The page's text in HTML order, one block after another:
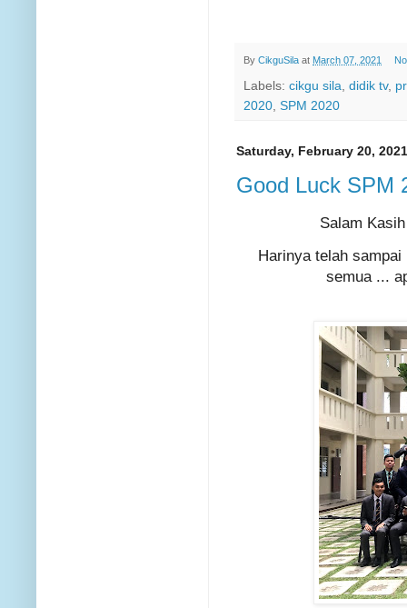
By CikguSila at March 07, 2021
Labels: cikgu sila didik tv,
2020 SPM 2020
Saturday, February 20, 2021
Good Luck SPM
Salam
Harinya telah
semua ...